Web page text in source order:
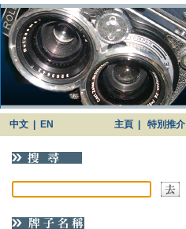
中文 EN 主頁 特別推介